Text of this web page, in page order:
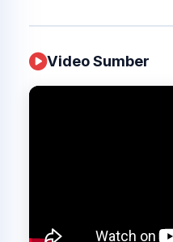
Video Sumber